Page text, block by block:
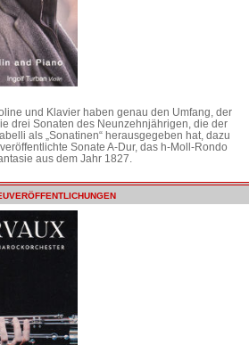
und Klavier haben genau den Umfang, der
drei Sonaten des Neunzehnjährigen, die der
als „Sonatinen“ herausgegeben hat, dazu
Sonate A-Dur, das h-Moll-Rondo
aus dem Jahr 1827.